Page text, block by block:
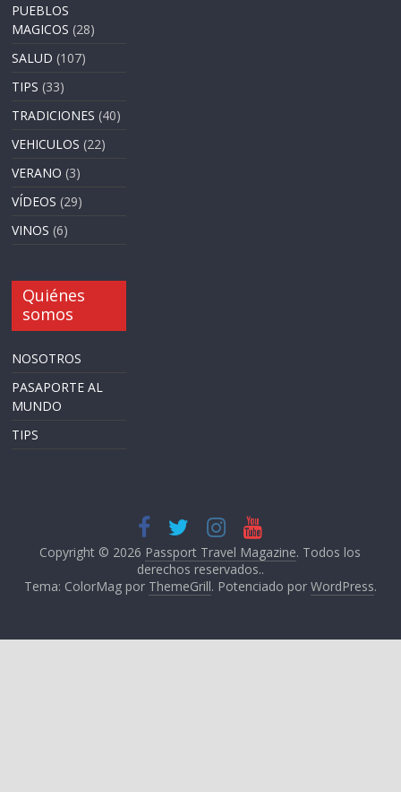
PUEBLOS
MAGICOS (28)
SALUD (107)
TIPS (33)
TRADICIONES (40)
VEHICULOS (22)
VERANO (3)
VÍDEOS (29)
VINOS (6)
Quiénes
somos
NOSOTROS
PASAPORTE AL
MUNDO
TIPS
Copyright © 2026 Passport Travel Magazine. Todos los
derechos reservados..
Tema: ColorMag por ThemeGrill. Potenciado por WordPress.